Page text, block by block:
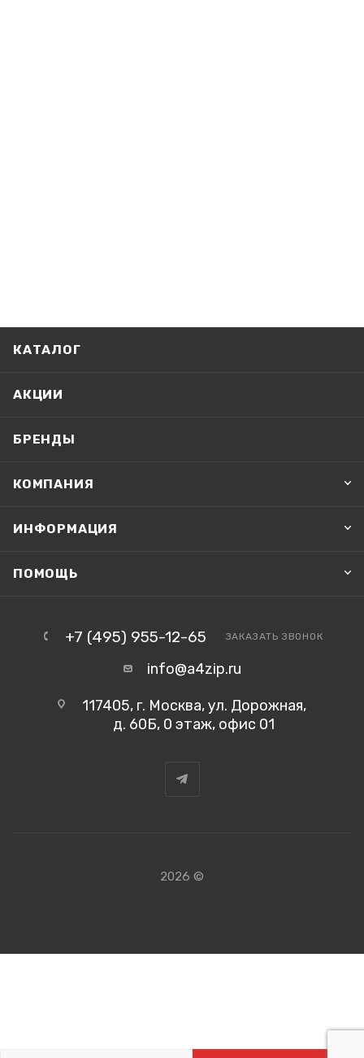
КАТАЛОГ
АКЦИИ
БРЕНДЫ
КОМПАНИЯ
ИНФОРМАЦИЯ
ПОМОЩЬ
+7 (495) 955-12-65 ЗАКАЗАТЬ ЗВОНОК
info@a4zip.ru
117405, г. Москва, ул. Дорожная,
д. 60Б, 0 этаж, офис 01
2026 ©